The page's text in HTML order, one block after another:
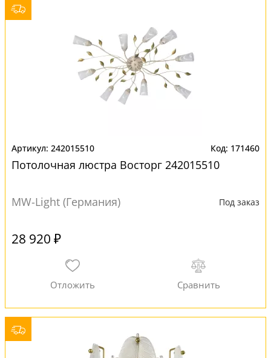
242015510 171460
Потолочная люстра Восторг 242015510
MW-Light (Германия) Под заказ
28 920 ₽